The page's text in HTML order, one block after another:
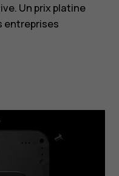
Un prix platine
entreprises